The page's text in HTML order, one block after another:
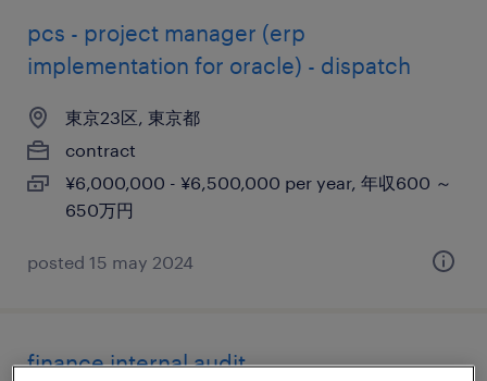
pcs - project manager (erp
implementation for oracle) - dispatch
東京23区, 東京都
contract
¥6,000,000 - ¥6,500,000 per year, 年収600 ～
650万円
posted 15 may 2024
finance internal audit